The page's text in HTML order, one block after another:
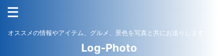
オススメの情報やアイテム、グルメ、景色を写真と共にお送りします。
Log-Photo